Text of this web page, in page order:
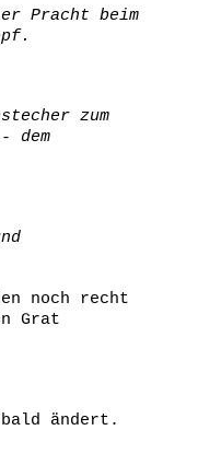
Pracht beim
zum
dem
noch recht
Grat
ändert.